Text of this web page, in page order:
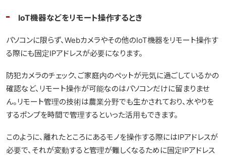
IoT機器などをリモート操作するとき
パソコンに限らず、Webカメラやその他のIoT機器をリモート操作す
る際にも固定IPアドレスが必要になります。
防犯カメラのチェック、ご家庭内のペットが元気に過ごしているかの
確認など、リモート操作が可能なのはパソコンだけに留まりませ
ん。リモート管理の技術は農業分野でも生かされており、水やりを
するポンプを時間で管理するといった活用もできます。
このように、離れたところにあるモノを操作する際にはIPアドレスが
必要で、それが変動すると管理が難しくなるために固定IPアドレス